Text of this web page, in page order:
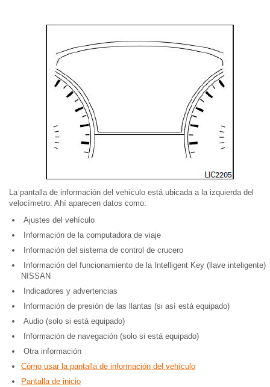
La pantalla de información del vehículo está ubicada a la izquierda del
velocímetro. Ahí aparecen datos como:
Ajustes del vehículo
Información de la computadora de viaje
Información del sistema de control de crucero
Información del funcionamiento de la Intelligent Key (llave inteligente)
NISSAN
Indicadores y advertencias
Información de presión de las llantas (si así está equipado)
Audio (solo si está equipado)
Información de navegación (solo si está equipado)
Otra información
Cómo usar la pantalla de información del vehículo
Pantalla de inicio